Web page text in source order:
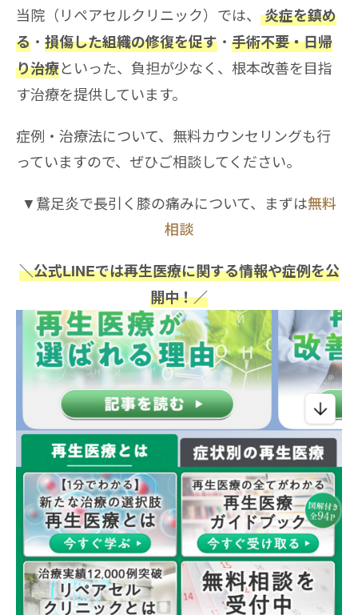
当院（リペアセルクリニック）では、 炎症を鎮め
る ・ 損傷した組織の修復を促す ・ 手術不要・日帰
り治療といった、負担が少なく、根本改善を目指
す治療を提供しています。
症例・治療法について、無料カウンセリングも行
っていますので、ぜひご相談してください。
▼鵞足炎で長引く膝の痛みについて、まずは無料
相談
＼公式LINEでは再生医療に関する情報や症例を公
開中！／